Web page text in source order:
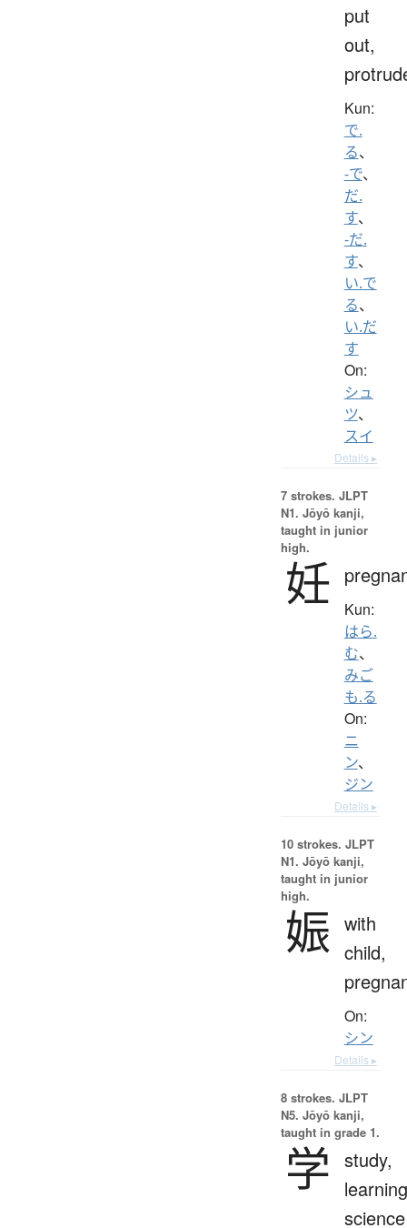
put
out,
Kun:
で.
る、
-で、
だ.
す、
-だ.
す、
い.で
る、
い.だ
す
On:
シュ
ツ、
スイ
Details ▸
7 strokes. JLPT
N1. Jōyō kanji,
taught in junior
high.
妊 Kun:
はら.
む、
みご
も.る
On:
ニ
ン、
ジン
Details ▸
10 strokes. JLPT
N1. Jōyō kanji,
taught in junior
high.
娠 with
child,
On:
シン
Details ▸
8 strokes. JLPT
N5. Jōyō kanji,
taught in grade 1.
学 study,
science